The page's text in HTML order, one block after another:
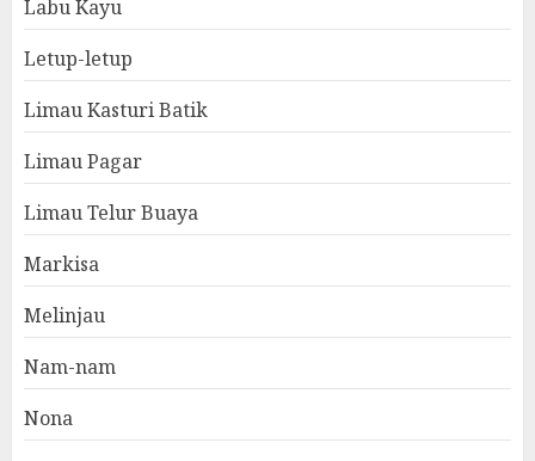
Labu Kayu
Letup-letup
Limau Kasturi Batik
Limau Pagar
Limau Telur Buaya
Markisa
Melinjau
Nam-nam
Nona